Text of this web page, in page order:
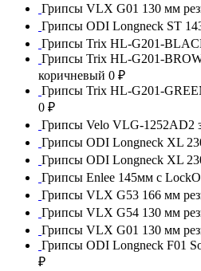
Грипсы VLX G01 130 мм
Грипсы ODI Longneck ST
Грипсы Trix HL-G201-
Грипсы Trix HL-G201-
коричневый 0 ₽
Грипсы Trix HL-G201-
0 ₽
Грипсы Velo VLG-1252AD2
Грипсы ODI Longneck XL
Грипсы ODI Longneck XL
Грипсы Enlee 145мм с
Грипсы VLX G53 166 мм
Грипсы VLX G54 130 мм
Грипсы VLX G01 130 мм
Грипсы ODI Longneck F01
₽